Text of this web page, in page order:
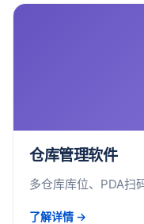
仓库管理软件
多仓库库位、PDA扫
了解详情 →